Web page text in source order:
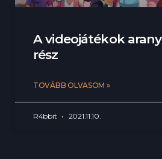
A videojátékok
rész
TOVÁBB OLVASOM »
R4bbit 2021.11.10.